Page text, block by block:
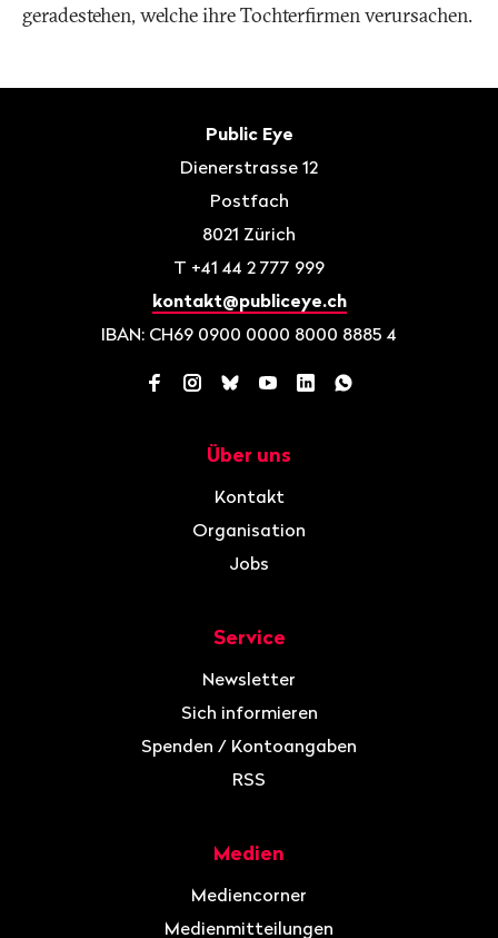
geradestehen, welche ihre Tochterfirmen verursachen.
Public Eye
Dienerstrasse 12
Postfach
8021 Zürich
T +41 44 2 777 999
kontakt@publiceye.ch
IBAN: CH69 0900 0000 8000 8885 4
Facebook
Instagram
BlueskyYouTube
LinkedInWhatsApp
Über uns
Kontakt
Organisation
Jobs
Service
Newsletter
Sich informieren
Spenden / Kontoangaben
RSS
Medien
Mediencorner
Medienmitteilungen